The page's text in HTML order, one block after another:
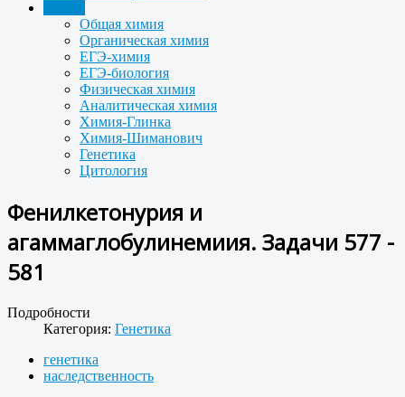
Общая химия
Органическая химия
ЕГЭ-химия
ЕГЭ-биология
Физическая химия
Аналитическая химия
Химия-Глинка
Химия-Шиманович
Генетика
Цитология
Фенилкетонурия и
агаммаглобулинемиия. Задачи 577 -
581
Подробности
Категория: Генетика
генетика
наследственность